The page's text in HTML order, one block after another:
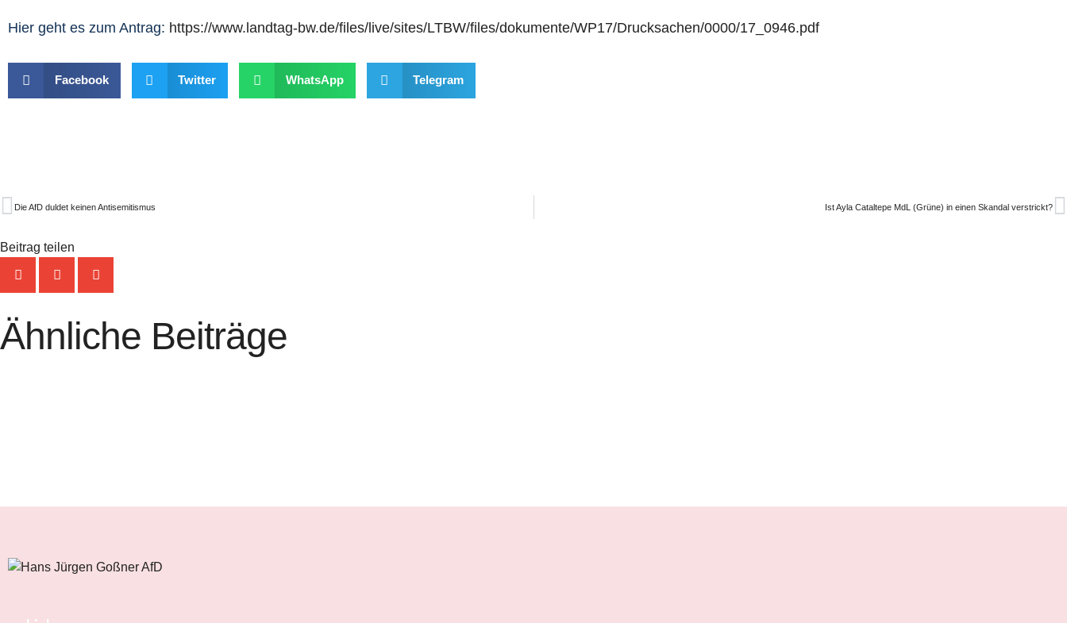
Hier geht es zum Antrag: https://www.landtag-bw.de/files/live/sites/LTBW/files/dokumente/WP17/Drucksachen/0000/17_0946.pdf
Facebook Twitter WhatsApp Telegram
Zurück
Die AfD duldet keinen Antisemitismus Ist Ayla Cataltepe MdL (Grüne) in einen Skandal verstrickt?
Beitrag teilen
Ähnliche Beiträge